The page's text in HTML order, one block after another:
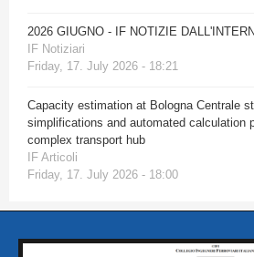
2026 GIUGNO - IF NOTIZIE
IF Notiziari
Friday, 17. July 2026 - 18:21
Capacity estimation at Bologna Centrale
simplifications and automated calculation
complex transport hub
IF Articoli
Friday, 17. July 2026 - 18:00